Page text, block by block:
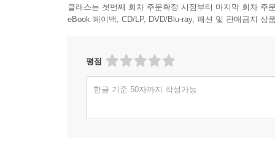
클래스는 첫번째 회차 주문확정 시점부터 마지막 회차 주
eBook 페이백, CD/LP, DVD/Blu-ray, 패션 및 판매금지 상
평점
한글 기준 50자까지 작성가능